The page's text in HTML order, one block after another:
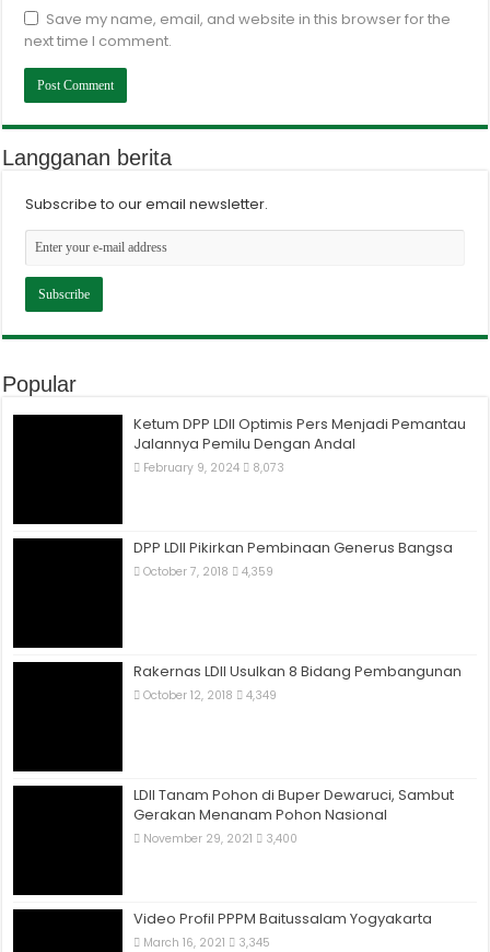
Save my name, email, and website in this browser for the
next time I comment.
Langganan berita
Subscribe to our email newsletter.
Popular
Ketum DPP LDII Optimis Pers Menjadi Pemantau
Jalannya Pemilu Dengan Andal
February 9, 2024 8,073
DPP LDII Pikirkan Pembinaan Generus Bangsa
October 7, 2018 4,359
Rakernas LDII Usulkan 8 Bidang Pembangunan
October 12, 2018 4,349
LDII Tanam Pohon di Buper Dewaruci, Sambut
Gerakan Menanam Pohon Nasional
November 29, 2021 3,400
Video Profil PPPM Baitussalam Yogyakarta
March 16, 2021 3,345